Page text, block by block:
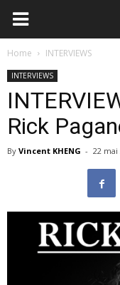
Home INTERVIEWS
INTERVIEWS
Rick
By Vincent KHENG - 22 mai